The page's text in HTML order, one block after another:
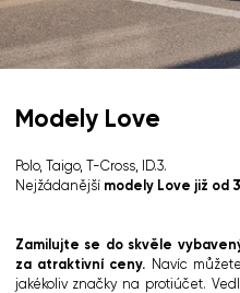
Modely Love
Polo, Taigo, T-Cross, ID.3.
Nejžádanější modely Love již od
Zamilujte se do skvěle
za atraktivní ceny. Navíc
jakékoliv značky na protiúčet.